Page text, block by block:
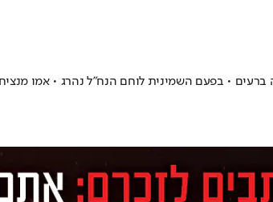
ברעים • בפעם השמינית לוחם הנח"ל נהרג • אמו